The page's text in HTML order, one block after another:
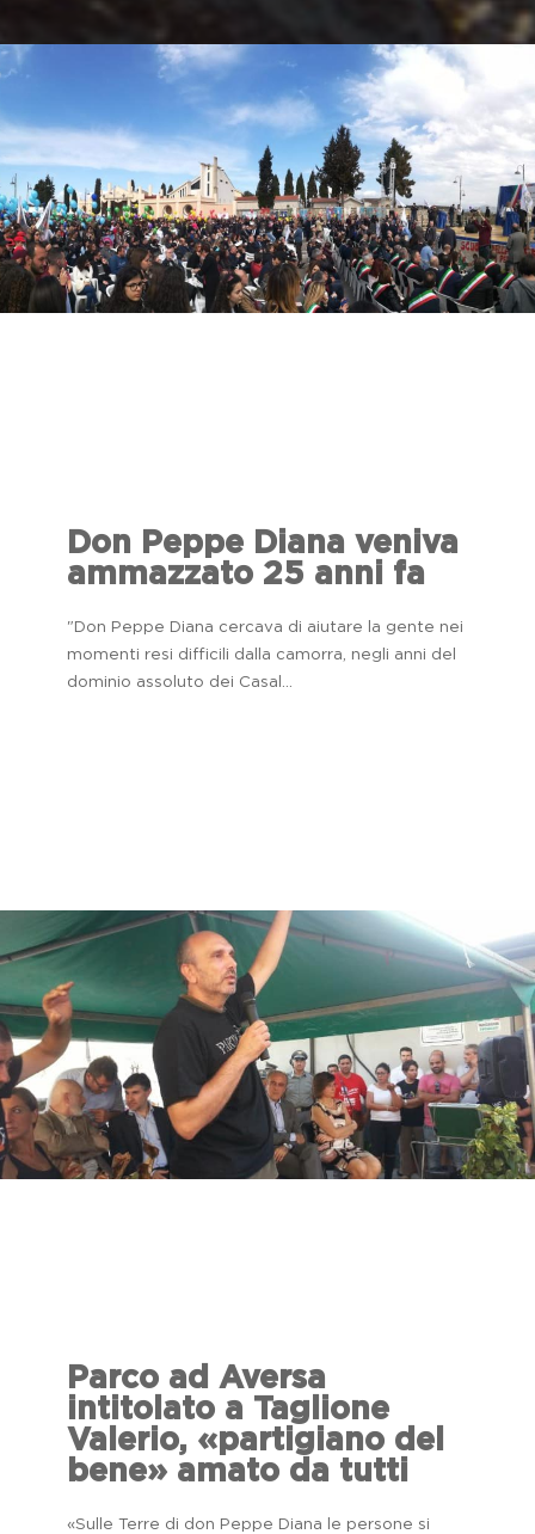
Don Peppe Diana veniva
ammazzato 25 anni fa
"Don Peppe Diana cercava di aiutare la gente nei
momenti resi difficili dalla camorra, negli anni del
dominio assoluto dei Casal...
Parco ad Aversa
intitolato a Taglione
Valerio, «partigiano del
bene» amato da tutti
«Sulle Terre di don Peppe Diana le persone si